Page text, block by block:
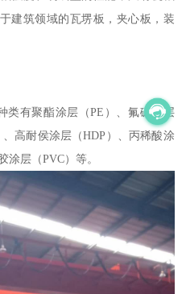
建筑领域的瓦塄板，夹心板，装
类有聚酯涂层（PE）、氟碳涂层
、高耐侯涂层（HDP）、丙稀酸涂
涂层（PVC）等。